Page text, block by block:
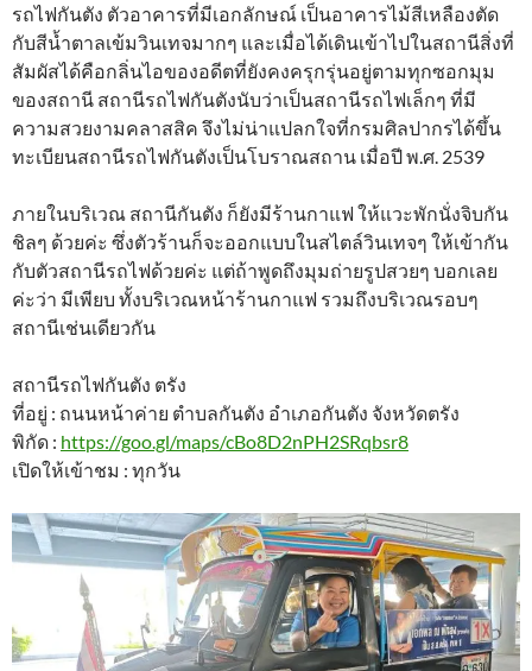
รถไฟกันตัง ตัวอาคารที่มีเอกลักษณ์ เป็นอาคารไม้สีเหลืองตัด
กับสีน้ำตาลเข้มวินเทจมากๆ และเมื่อได้เดินเข้าไปในสถานีสิ่งที่
สัมผัสได้คือกลิ่นไอของอดีตที่ยังคงครุกรุ่นอยู่ตามทุกซอกมุม
ของสถานี สถานีรถไฟกันตังนับว่าเป็นสถานีรถไฟเล็กๆ ที่มี
ความสวยงามคลาสสิค จึงไม่น่าแปลกใจที่กรมศิลปากรได้ขึ้น
ทะเบียนสถานีรถไฟกันตังเป็นโบราณสถาน เมื่อปี พ.ศ. 2539
ภายในบริเวณ สถานีกันตัง ก็ยังมีร้านกาแฟ ให้แวะพักนั่งจิบกัน
ชิลๆ ด้วยค่ะ ซึ่งตัวร้านก็จะออกแบบในสไตล์วินเทจๆ ให้เข้ากัน
กับตัวสถานีรถไฟด้วยค่ะ แต่ถ้าพูดถึงมุมถ่ายรูปสวยๆ บอกเลย
ค่ะว่า มีเพียบ ทั้งบริเวณหน้าร้านกาแฟ รวมถึงบริเวณรอบๆ
สถานีเช่นเดียวกัน
สถานีรถไฟกันตัง ตรัง
ที่อยู่ : ถนนหน้าค่าย ตำบลกันตัง อำเภอกันตัง จังหวัดตรัง
พิกัด : https://goo.gl/maps/cBo8D2nPH2SRqbsr8
เปิดให้เข้าชม : ทุกวัน